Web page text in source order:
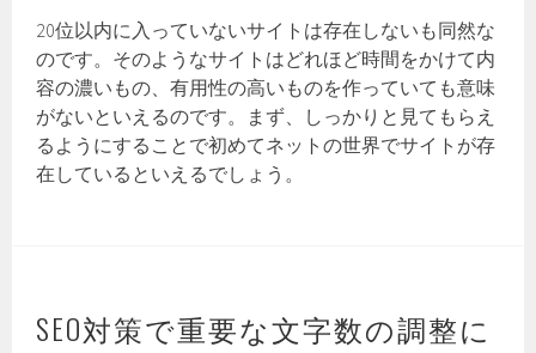
20位以内に入っていないサイトは存在しないも同然な
のです。そのようなサイトはどれほど時間をかけて内
容の濃いもの、有用性の高いものを作っていても意味
がないといえるのです。まず、しっかりと見てもらえ
るようにすることで初めてネットの世界でサイトが存
在しているといえるでしょう。
SEO対策で重要な文字数の調整に